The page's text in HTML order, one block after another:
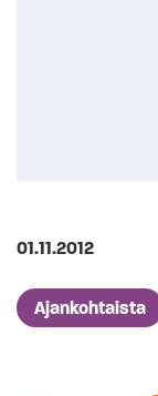
Julkaistu
01.11.2012
Artikkelien
Ajankohtaista